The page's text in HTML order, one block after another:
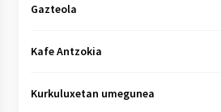
Gazteola
Kafe Antzokia
Kurkuluxetan umegunea